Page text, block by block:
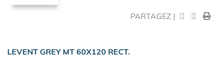
PARTAGEZ |
LEVENT GREY MT 60X120 RECT.